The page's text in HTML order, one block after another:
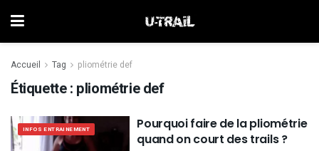
Accueil Tag pliométrie def
Étiquette : pliométrie def
INFOS ENTRAINEMENT
Pourquoi faire de la pliométrie
quand on court des trails ?